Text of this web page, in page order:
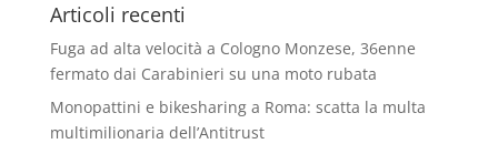
Articoli recenti
Fuga ad alta velocità a Cologno Monzese, 36enne
fermato dai Carabinieri su una moto rubata
Monopattini e bikesharing a Roma: scatta la multa
multimilionaria dell’Antitrust